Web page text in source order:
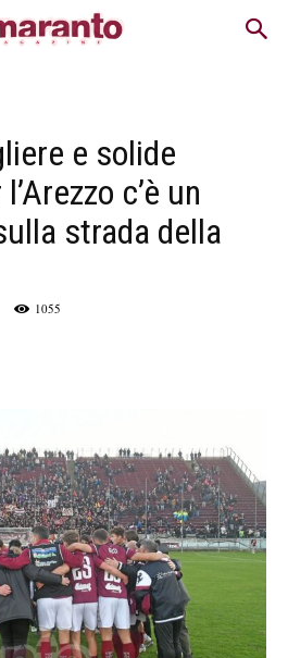
e solide
c’è un
strada della
1055